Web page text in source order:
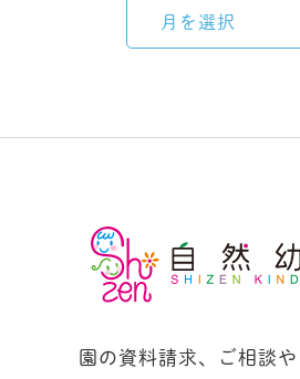
月を選択
園の資料請求、ご相談や